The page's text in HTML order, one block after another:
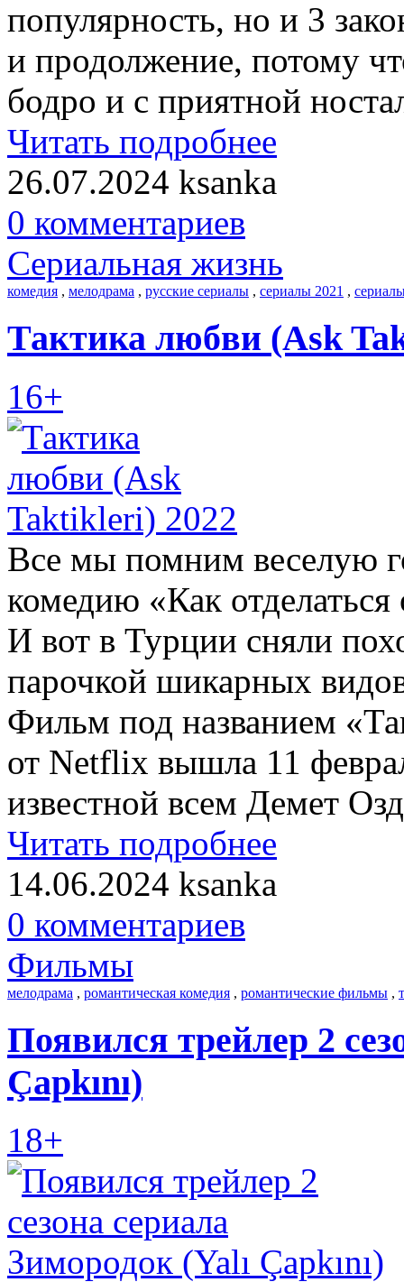
популярность, но и 3
и продолжение, потому
бодро и с приятной
Читать подробнее
26.07.2024 ksanka
0 комментариев
Сериальная жизнь
комедия , мелодрама , русские сериалы , сериалы 2021 ,
Тактика любви (Ask
16+
Все мы помним веселую
комедию «Как
И вот в Турции сняли
парочкой шикарных
Фильм под названием
от Netflix вышла 11
известной всем Демет
Читать подробнее
14.06.2024 ksanka
0 комментариев
Фильмы
мелодрама , романтическая комедия , романтические фильмы ,
Появился трейлер 2
Çapkını)
18+